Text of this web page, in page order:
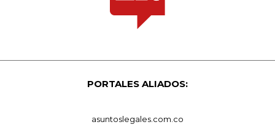
PORTALES ALIADOS:
asuntoslegales.com.co